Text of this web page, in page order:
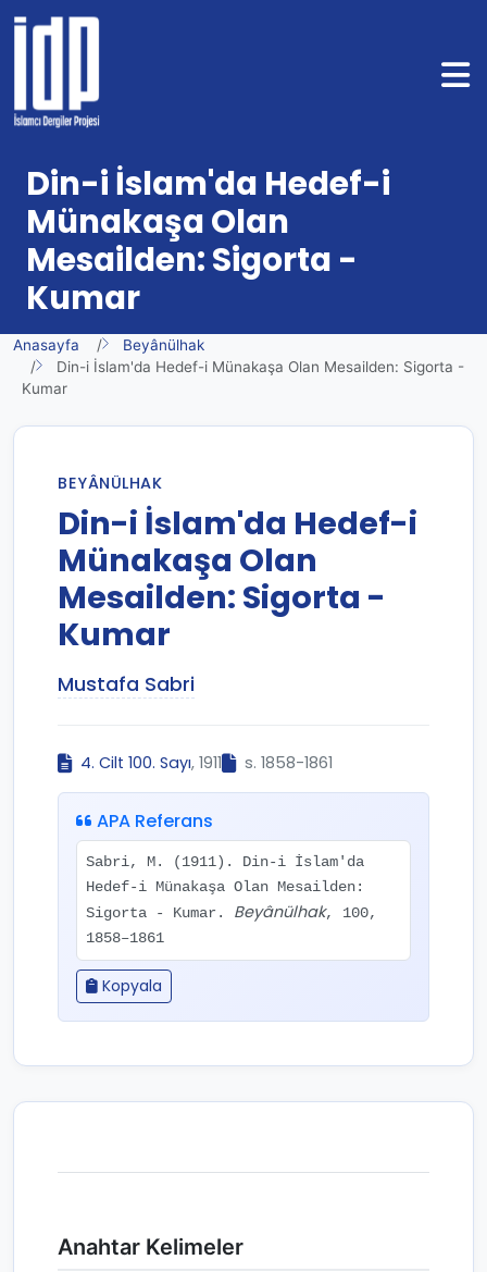
Din-i İslam'da Hedef-i
Münakaşa Olan
Mesailden: Sigorta -
Kumar
Anasayfa
Beyânülhak
Din-i İslam'da Hedef-i Münakaşa Olan Mesailden: Sigorta -
Kumar
BEYÂNÜLHAK
Din-i İslam'da Hedef-i
Münakaşa Olan
Mesailden: Sigorta -
Kumar
Mustafa Sabri
4. Cilt 100. Sayı, 1911 s. 1858-1861
APA Referans
Sabri, M. (1911). Din-i İslam'da
Hedef-i Münakaşa Olan Mesailden:
Sigorta - Kumar. Beyânülhak, 100,
1858–1861
Kopyala
Anahtar Kelimeler